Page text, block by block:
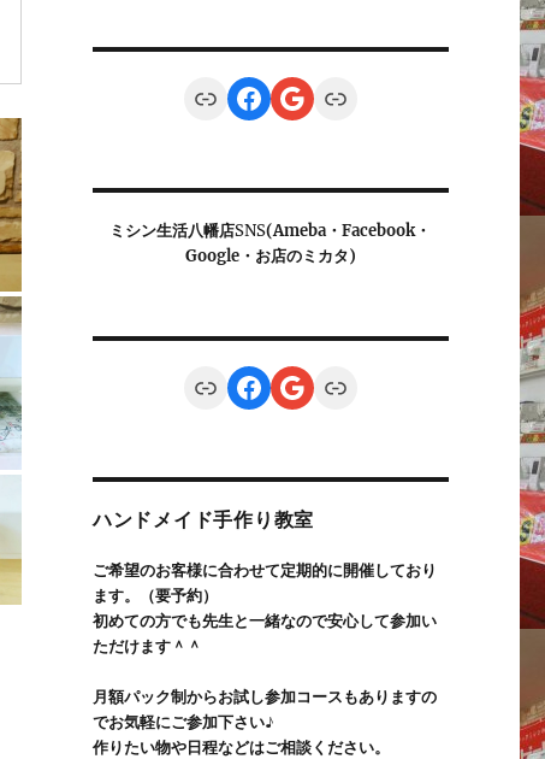
LinkFacebook
Google
Link
ミシン生活八幡店SNS(Ameba・Facebook・
Google・お店のミカタ)
LinkFacebook
Google
Link
ハンドメイド手作り教室
ご希望のお客様に合わせて定期的に開催しており
ます。（要予約）
初めての方でも先生と一緒なので安心して参加い
ただけます＾＾
月額パック制からお試し参加コースもありますの
でお気軽にご参加下さい♪
作りたい物や日程などはご相談ください。